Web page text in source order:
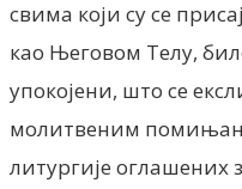
свима који су се
као Његовом Телу,
упокојени, што се
молитвеним
литургије оглашених